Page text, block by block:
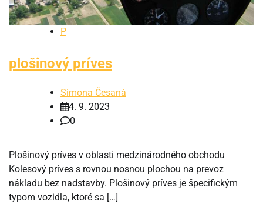
P
plošinový príves
Simona Česaná
4. 9. 2023
0
Plošinový príves v oblasti medzinárodného obchodu
Kolesový príves s rovnou nosnou plochou na prevoz
nákladu bez nadstavby. Plošinový príves je špecifickým
typom vozidla, ktoré sa […]